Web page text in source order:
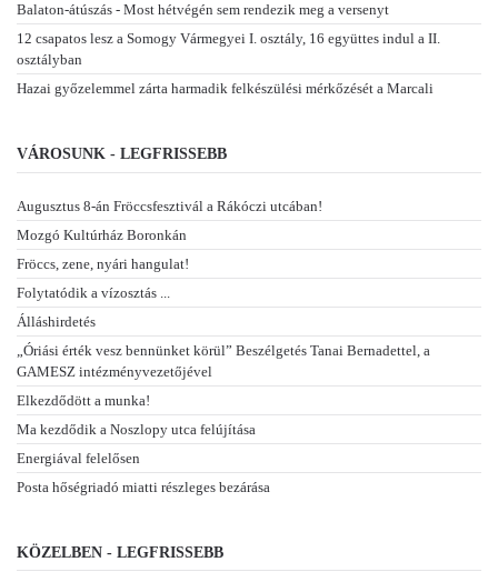
Balaton-átúszás - Most hétvégén sem rendezik meg a versenyt
12 csapatos lesz a Somogy Vármegyei I. osztály, 16 együttes indul a II.
osztályban
Hazai győzelemmel zárta harmadik felkészülési mérkőzését a Marcali
VÁROSUNK - LEGFRISSEBB
Augusztus 8-án Fröccsfesztivál a Rákóczi utcában!
Mozgó Kultúrház Boronkán
Fröccs, zene, nyári hangulat!
Folytatódik a vízosztás ...
Álláshirdetés
„Óriási érték vesz bennünket körül” Beszélgetés Tanai Bernadettel, a
GAMESZ intézményvezetőjével
Elkezdődött a munka!
Ma kezdődik a Noszlopy utca felújítása
Energiával felelősen
Posta hőségriadó miatti részleges bezárása
KÖZELBEN - LEGFRISSEBB